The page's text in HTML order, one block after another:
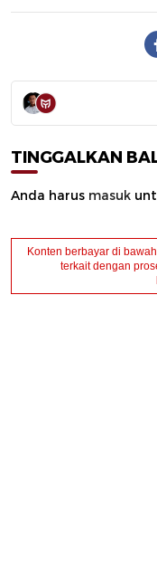
TINGGALKAN
Anda harus masuk
Konten berbayar di
terkait dengan